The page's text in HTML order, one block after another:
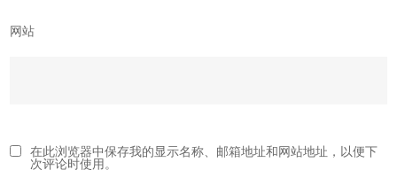
网站
在此浏览器中保存我的显示名称、邮箱地址和网站地址，以便下
次评论时使用。